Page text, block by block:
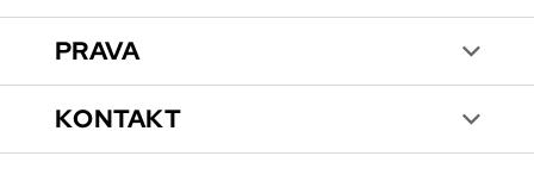
PRAVA
KONTAKT